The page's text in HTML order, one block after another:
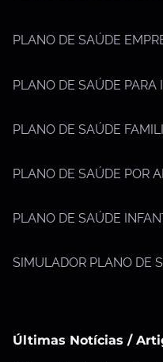
PLANO DE SAÚDE
PLANO DE SAÚDE PARA
PLANO DE SAÚDE
PLANO DE SAÚDE POR
PLANO DE SAÚDE
SIMULADOR PLANO DE
Últimas Notícias /